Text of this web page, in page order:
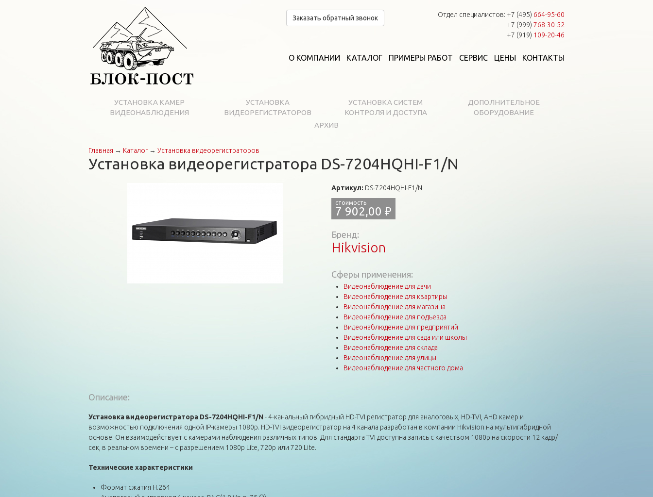
Заказать обратный звонок Отдел специалистов: +7 (495) 664-95-60
+7 (999) 768-30-52
+7 (919) 109-20-46
О КОМПАНИИ КАТАЛОГ ПРИМЕРЫ РАБОТ СЕРВИС ЦЕНЫ КОНТАКТЫ
УСТАНОВКА КАМЕР
ВИДЕОНАБЛЮДЕНИЯ
УСТАНОВКА
ВИДЕОРЕГИСТРАТОРОВ
УСТАНОВКА СИСТЕМ
КОНТРОЛЯ И ДОСТУПА
ДОПОЛНИТЕЛЬНОЕ
ОБОРУДОВАНИЕ
АРХИВ
Вы здесь
Главная → Каталог→ Установка видеорегистраторов
Установка видеорегистратора DS-7204HQHI-F1/N
Артикул: DS-7204HQHI-F1/N
7 902,00 ₽
Бренд:
Hikvision
Сферы применения:
Видеонаблюдение для дачи
Видеонаблюдение для квартиры
Видеонаблюдение для магазина
Видеонаблюдение для подъезда
Видеонаблюдение для предприятий
Видеонаблюдение для сада или школы
Видеонаблюдение для склада
Видеонаблюдение для улицы
Видеонаблюдение для частного дома
Описание:
Установка видеорегистратора DS-7204HQHI-F1/N- 4-канальный гибридный HD-TVI регистратор для аналоговых, HD-TVI, AHD камер и
возможностью подключения одной IP-камеры 1080p. HD-TVI видеорегистратор на 4 канала разработан в компании Hikvision на мультигибридной
основе. Он взаимодействует с камерами наблюдения различных типов. Для стандарта TVI доступна запись с качеством 1080p на скорости 12 кадр/
сек, в реальном времени – с разрешением 1080p Lite, 720р или 720 Lite.
Технические характеристики
Формат сжатия H.264